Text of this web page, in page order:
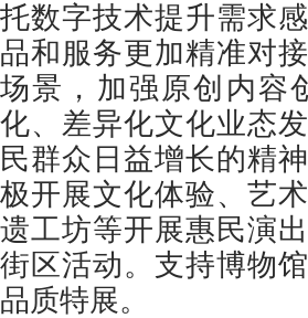
托数字技术提升需求
品和服务更加精准对
场景，加强原创内容
化、差异化文化业态
民群众日益增长的精
极开展文化体验、艺
遗工坊等开展惠民演
街区活动。支持博物
品质特展。